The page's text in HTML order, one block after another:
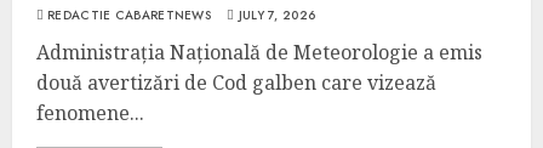
REDACTIE CABARETNEWS JULY 7, 2026
Administrația Națională de Meteorologie a emis
două avertizări de Cod galben care vizează
fenomene...